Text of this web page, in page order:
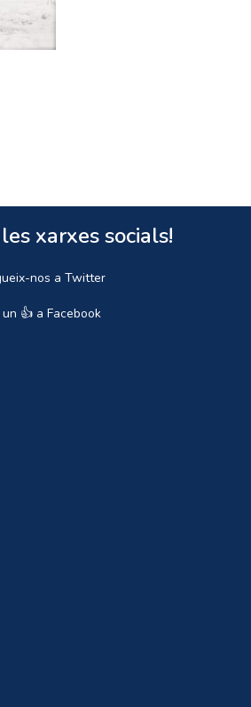
xarxes socials!
nos a Twitter
un 👍 a Facebook